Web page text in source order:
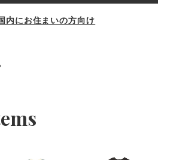
内にお住まいの方向け